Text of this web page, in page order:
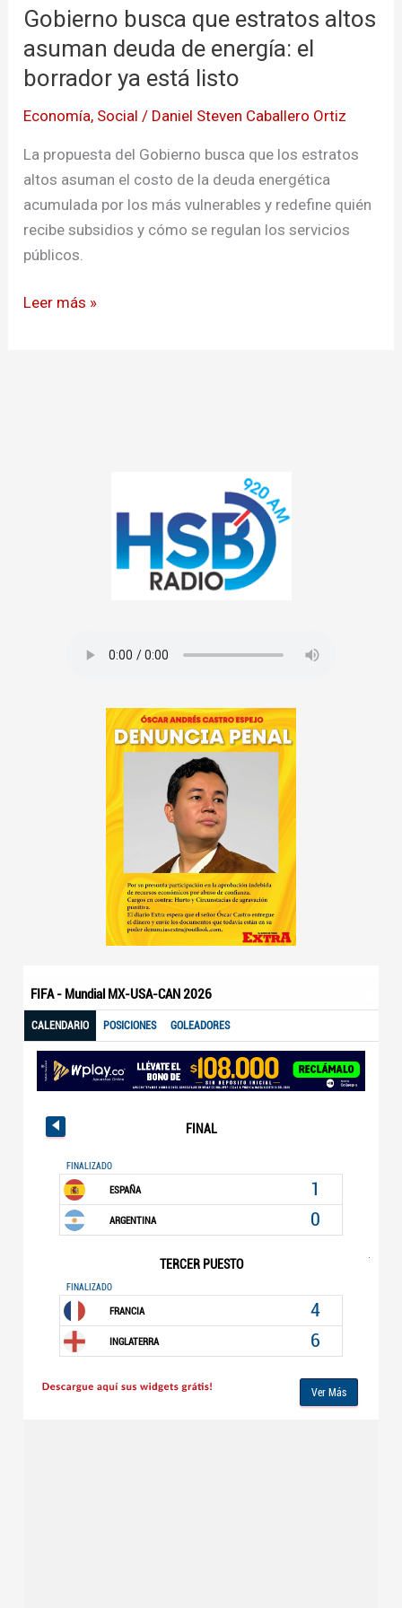
Gobierno busca que estratos altos
asuman deuda de energía: el
borrador ya está listo
Economía, Social / Daniel Steven Caballero Ortiz
La propuesta del Gobierno busca que los estratos
altos asuman el costo de la deuda energética
acumulada por los más vulnerables y redefine quién
recibe subsidios y cómo se regulan los servicios
públicos.
que
estratos
altos
asuman
deuda
energía:
está
listo
Leer más »